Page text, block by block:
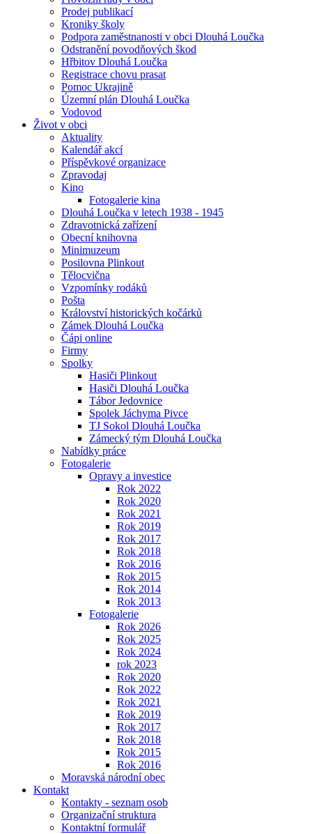
Prodej publikací
Kroniky školy
Podpora zaměstnanosti v obci Dlouhá Loučka
Odstranění povodňových škod
Hřbitov Dlouhá Loučka
Registrace chovu prasat
Pomoc Ukrajině
Územní plán Dlouhá Loučka
Vodovod
Život v obci
Aktuality
Kalendář akcí
Příspěvkové organizace
Zpravodaj
Kino
Fotogalerie kina
Dlouhá Loučka v letech 1938 - 1945
Zdravotnická zařízení
Obecní knihovna
Minimuzeum
Posilovna Plinkout
Tělocvična
Vzpomínky rodáků
Pošta
Království historických kočárků
Zámek Dlouhá Loučka
Čápi online
Firmy
Spolky
Hasiči Plinkout
Hasiči Dlouhá Loučka
Tábor Jedovnice
Spolek Jáchyma Pivce
TJ Sokol Dlouhá Loučka
Zámecký tým Dlouhá Loučka
Nabídky práce
Fotogalerie
Opravy a investice
Rok 2022
Rok 2020
Rok 2021
Rok 2019
Rok 2017
Rok 2018
Rok 2016
Rok 2015
Rok 2014
Rok 2013
Fotogalerie
Rok 2026
Rok 2025
Rok 2024
rok 2023
Rok 2020
Rok 2022
Rok 2021
Rok 2019
Rok 2017
Rok 2018
Rok 2015
Rok 2016
Moravská národní obec
Kontakt
Kontakty - seznam osob
Organizační struktura
Kontaktní formulář